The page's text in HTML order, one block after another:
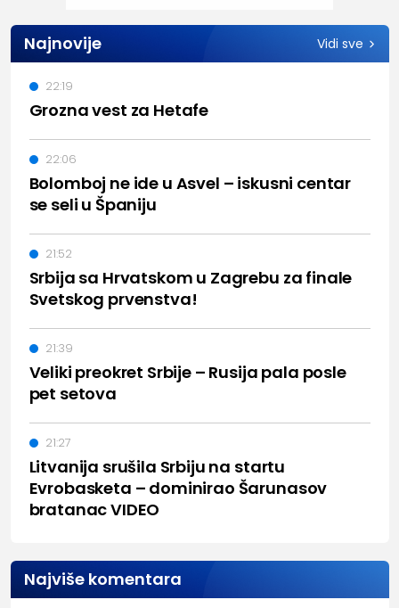
Najnovije Vidi sve
Grozna vest za Hetafe
22:19
Bolomboj ne ide u Asvel – iskusni centar
se seli u Španiju
22:06
Srbija sa Hrvatskom u Zagrebu za finale
Svetskog prvenstva!
21:52
Veliki preokret Srbije – Rusija pala posle
pet setova
21:39
Litvanija srušila Srbiju na startu
Evrobasketa – dominirao Šarunasov
bratanac VIDEO
21:27
Najviše komentara